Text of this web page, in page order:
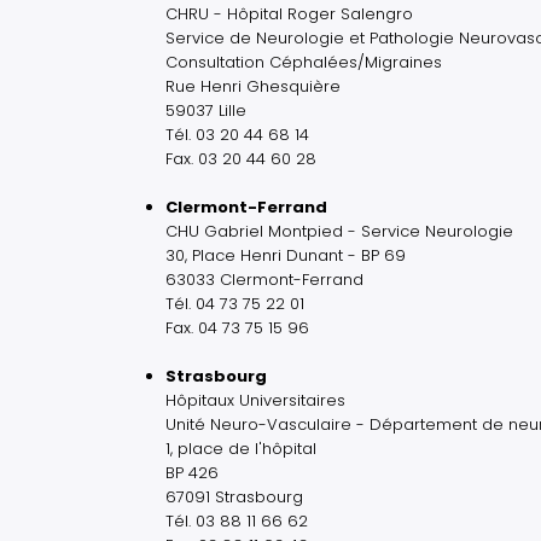
CHRU - Hôpital Roger Salengro
Service de Neurologie et Pathologie
Consultation Céphalées/Migraines
Rue Henri Ghesquière
59037 Lille
Tél. 03 20 44 68 14
Fax. 03 20 44 60 28
Clermont-Ferrand
CHU Gabriel Montpied - Service Neurologie
30, Place Henri Dunant - BP 69
63033 Clermont-Ferrand
Tél. 04 73 75 22 01
Fax. 04 73 75 15 96
Strasbourg
Hôpitaux Universitaires
Unité Neuro-Vasculaire - Département de
1, place de l'hôpital
BP 426
67091 Strasbourg
Tél. 03 88 11 66 62